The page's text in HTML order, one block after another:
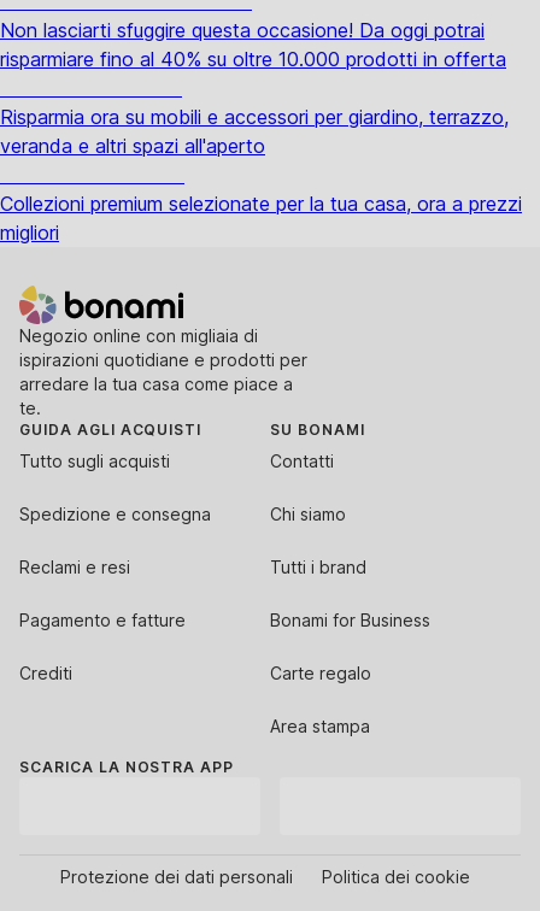
Non lasciarti sfuggire questa occasione! Da oggi potrai
risparmiare fino al 40% su oltre 10.000 prodotti in offerta
Risparmia ora su mobili e accessori per giardino, terrazzo,
veranda e altri spazi all'aperto
Collezioni premium selezionate per la tua casa, ora a prezzi
migliori
Negozio online con migliaia di
ispirazioni quotidiane e prodotti per
arredare la tua casa come piace a
te.
GUIDA AGLI ACQUISTI
Tutto sugli acquisti
Spedizione e consegna
Reclami e resi
Pagamento e fatture
Crediti
SU BONAMI
Contatti
Chi siamo
Tutti i brand
Bonami for Business
Carte regalo
Area stampa
SCARICA LA NOSTRA APP
Protezione dei dati personali Politica dei cookie